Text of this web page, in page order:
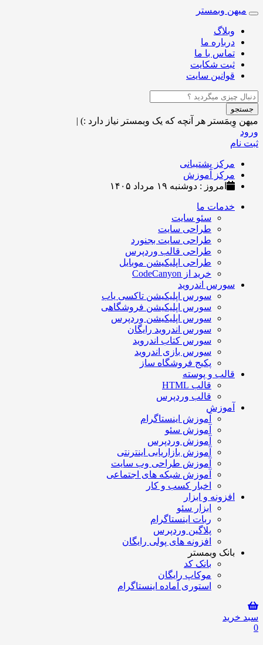
Toggle
navigation
میهن وبمستر
وبلاگ
درباره ما
تماس با ما
ثبت شکایت
قوانین سایت
جستجو
میهن وِبمَستر هر آنچه که یک وبمستر نیاز دارد :) |
ورود
ثبت نام
مرکز پشتیبانی
مرکز آموزش
امروز : دوشنبه ۱۹ مرداد ۱۴۰۵
خدمات ما
سئو سایت
طراحی سایت
طراحی سایت بجنورد
طراحی قالب وردپرس
طراحی اپلیکیشن موبایل
خرید از CodeCanyon
سورس اندروید
سورس اپلیکیشن تاکسی یاب
سورس اپلیکیشن فروشگاهی
سورس اپلیکیشن وردپرس
سورس اندروید رایگان
سورس کتاب اندروید
سورس بازی اندروید
پکیج فروشگاه ساز
قالب و پوسته
قالب HTML
قالب وردپرس
آموزش
آموزش اینستاگرام
آموزش سئو
آموزش وردپرس
آموزش بازاریابی اینترنتی
آموزش طراحی وب سایت
آموزش شبکه های اجتماعی
اخبار کسب و کار
افزونه و ابزار
ابزار سئو
ربات اینستاگرام
پلاگین وردپرس
افزونه های پولی رایگان
بانک وبمستر
بانک کد
موکاپ رایگان
استوری آماده اینستاگرام
سبد خرید
0